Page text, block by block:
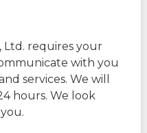
Ltd. requires your
with you
services. We will
hours. We look